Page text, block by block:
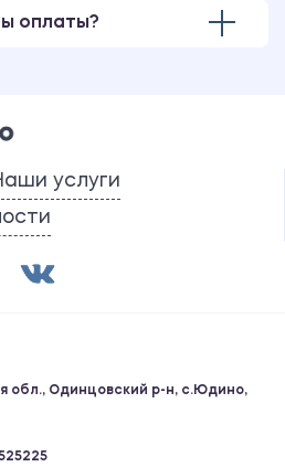
оплаты?
услуги
обл., Одинцовский р-н, с.Юдино,